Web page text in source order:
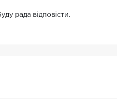
рада відповісти.